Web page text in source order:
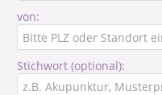
von:
Stichwort (optional):